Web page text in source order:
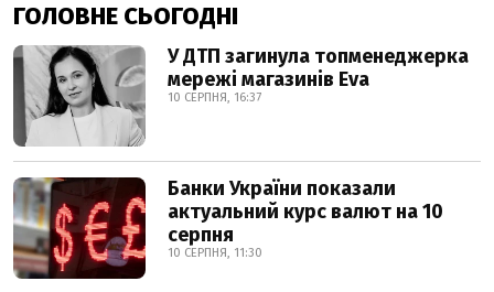
ГОЛОВНЕ СЬОГОДНІ
У ДТП загинула топменеджерка
мережі магазинів Eva
10 СЕРПНЯ, 16:37
Банки України показали
актуальний курс валют на 10
серпня
10 СЕРПНЯ, 11:30